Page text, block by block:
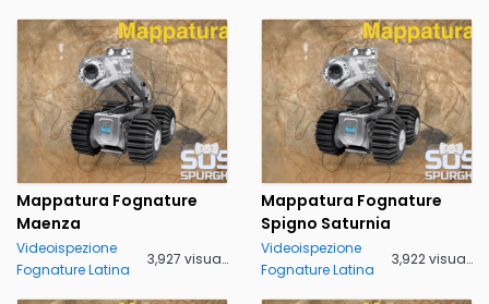
Mappatura Fognature
Maenza
Videoispezione
Fognature Latina
3,927 visualizzazioni
Mappatura Fognature
Spigno Saturnia
Videoispezione
Fognature Latina
3,922 visualizzazioni